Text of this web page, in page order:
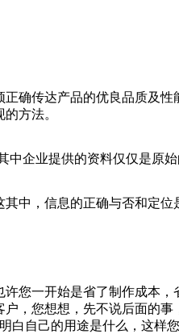
确传达产品的优良品质及性
方法。
企业提供的资料仅仅是原始
中，信息的正确与否和定位
您一开始是省了制作成本
，您想想，先不说后面的
白自己的用途是什么，这样